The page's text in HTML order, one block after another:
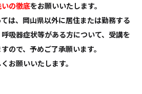
の徹底をお願いいたします。
は、岡山県以外に居住または勤務する
吸器症状等がある方について、受講を
ので、予めご了承願います。
お願いいたします。